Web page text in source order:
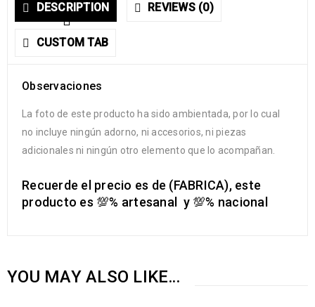
DESCRIPTION REVIEWS (0)
CUSTOM TAB
Observaciones
La foto de este producto ha sido ambientada, por lo cual
no incluye ningún adorno, ni accesorios, ni piezas
adicionales ni ningún otro elemento que lo acompañan.
Recuerde el precio es de (FABRICA), este
producto es 💯% artesanal y 💯% nacional
YOU MAY ALSO LIKE…